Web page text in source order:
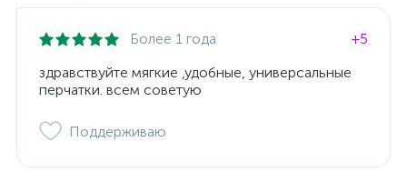
Более 1 года
+5
здравствуйте мягкие ,удобные, универсальные
перчатки. всем советую
Поддерживаю